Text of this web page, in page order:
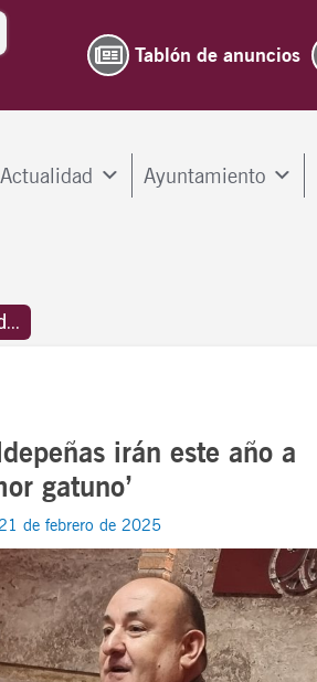
Tablón de anuncios
Actualidad Ayuntamiento
irán este año a
gatuno’
de febrero de 2025